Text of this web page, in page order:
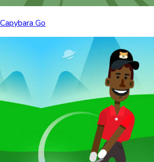
Capybara Go